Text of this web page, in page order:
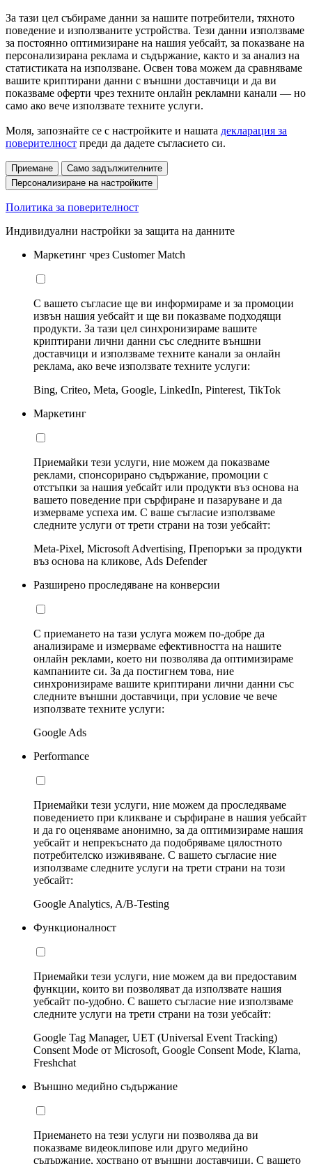
За тази цел събираме данни за нашите потребители, тяхното
поведение и използваните устройства. Тези данни използваме
за постоянно оптимизиране на нашия уебсайт, за показване на
персонализирана реклама и съдържание, както и за анализ на
статистиката на използване. Освен това можем да сравняваме
вашите криптирани данни с външни доставчици и да ви
показваме оферти чрез техните онлайн рекламни канали — но
само ако вече използвате техните услуги.
Моля, запознайте се с настройките и нашата декларация за
поверителност преди да дадете съгласието си.
Приемане
Само задължителните
Персонализиране на настройките
Политика за поверителност
Индивидуални настройки за защита на данните
Маркетинг чрез Customer Match
С вашето съгласие ще ви информираме и за промоции
извън нашия уебсайт и ще ви показваме подходящи
продукти. За тази цел синхронизираме вашите
криптирани лични данни със следните външни
доставчици и използваме техните канали за онлайн
реклама, ако вече използвате техните услуги:
Bing, Criteo, Meta, Google, LinkedIn, Pinterest, TikTok
Маркетинг
Приемайки тези услуги, ние можем да показваме
реклами, спонсорирано съдържание, промоции с
отстъпки за нашия уебсайт или продукти въз основа на
вашето поведение при сърфиране и пазаруване и да
измерваме успеха им. С ваше съгласие използваме
следните услуги от трети страни на този уебсайт:
Meta-Pixel, Microsoft Advertising, Препоръки за продукти
въз основа на кликове, Ads Defender
Разширено проследяване на конверсии
С приемането на тази услуга можем по-добре да
анализираме и измерваме ефективността на нашите
онлайн реклами, което ни позволява да оптимизираме
кампаниите си. За да постигнем това, ние
синхронизираме вашите криптирани лични данни със
следните външни доставчици, при условие че вече
използвате техните услуги:
Google Ads
Performance
Приемайки тези услуги, ние можем да проследяваме
поведението при кликване и сърфиране в нашия уебсайт
и да го оценяваме анонимно, за да оптимизираме нашия
уебсайт и непрекъснато да подобряваме цялостното
потребителско изживяване. С вашето съгласие ние
използваме следните услуги на трети страни на този
уебсайт:
Google Analytics, A/B-Testing
Функционалност
Приемайки тези услуги, ние можем да ви предоставим
функции, които ви позволяват да използвате нашия
уебсайт по-удобно. С вашето съгласие ние използваме
следните услуги на трети страни на този уебсайт:
Google Tag Manager, UET (Universal Event Tracking)
Consent Mode от Microsoft, Google Consent Mode, Klarna,
Freshchat
Външно медийно съдържание
Приемането на тези услуги ни позволява да ви
показваме видеоклипове или друго медийно
съдържание, хоствано от външни доставчици. С вашето